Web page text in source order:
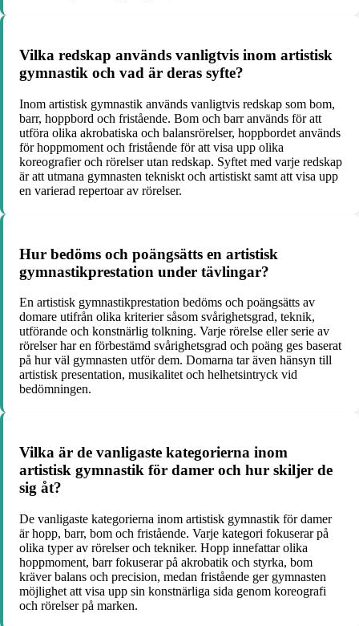
Vilka redskap används vanligtvis inom artistisk
gymnastik och vad är deras syfte?
Inom artistisk gymnastik används vanligtvis redskap som bom,
barr, hoppbord och fristående. Bom och barr används för att
utföra olika akrobatiska och balansrörelser, hoppbordet används
för hoppmoment och fristående för att visa upp olika
koreografier och rörelser utan redskap. Syftet med varje redskap
är att utmana gymnasten tekniskt och artistiskt samt att visa upp
en varierad repertoar av rörelser.
Hur bedöms och poängsätts en artistisk
gymnastikprestation under tävlingar?
En artistisk gymnastikprestation bedöms och poängsätts av
domare utifrån olika kriterier såsom svårighetsgrad, teknik,
utförande och konstnärlig tolkning. Varje rörelse eller serie av
rörelser har en förbestämd svårighetsgrad och poäng ges baserat
på hur väl gymnasten utför dem. Domarna tar även hänsyn till
artistisk presentation, musikalitet och helhetsintryck vid
bedömningen.
Vilka är de vanligaste kategorierna inom
artistisk gymnastik för damer och hur skiljer de
sig åt?
De vanligaste kategorierna inom artistisk gymnastik för damer
är hopp, barr, bom och fristående. Varje kategori fokuserar på
olika typer av rörelser och tekniker. Hopp innefattar olika
hoppmoment, barr fokuserar på akrobatik och styrka, bom
kräver balans och precision, medan fristående ger gymnasten
möjlighet att visa upp sin konstnärliga sida genom koreografi
och rörelser på marken.